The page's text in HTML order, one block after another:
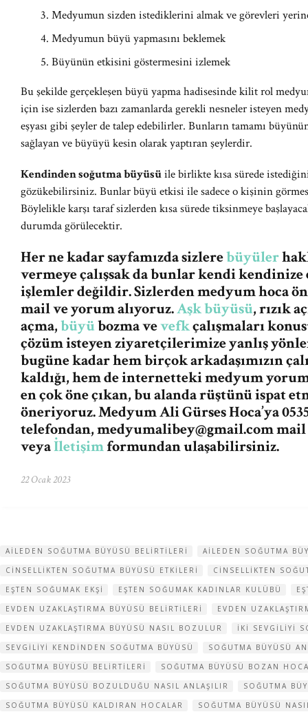
Medyumun sizden istediklerini almak ve görevleri
Medyumun büyü yapmasını beklemek
Büyünün etkisini göstermesini izlemek
Bu şekilde gerçekleşen büyü yapma hadisesinde kilit rol
için ise sizlerden bazı zamanlarda gerekli nesneler isteyen
eşyası gibi şeyler de talep edebilirler. Bunların tamamı
sağlayan ve büyüyü kesin olarak yaptıran şeylerdir.
Kendinden soğutma büyüsüile birlikte kısa sürede
gözükebilirsiniz. Bunlar büyü etkisi ile sadece o kişinin
Böylelikle karşı taraf sizlerden kısa sürede tiksinmeye
durumda görülecektir.
Her ne kadar sayfamızda sizlerebüyüler
vermeye çalışsak da bunlar kendi
işlemler değildir. Sizlerden medyum hoca
mail ve yorum alıyoruz.Aşk büyüsü, rızık
açma,büyübozma vevefkçalışmaları
çözüm isteyen ziyaretçilerimize yanlış
bugüne kadar hem birçok arkadaşımızın
kaldığı, hem de internetteki medyum
en çok öne çıkan, bu alanda rüştünü ispat
öneriyoruz. Medyum Ali Gürses Hoca’ya
telefondan,medyumalibey@gmail.commail
veyaİletişimformundan ulaşabilirsiniz.
22 Ocak 2023
AILEDEN SOĞUTMA BÜYÜSÜ BELIRTILERI
AILEDEN SOĞUTMA
CINSELLIKTEN SOĞUTMA BÜYÜSÜ ETKILERI
CINSELLIKTEN
EŞTEN SOĞUMAK EKŞI
EŞTEN SOĞUMAK KADINLAR KULÜBÜ
EVDEN UZAKLAŞTIRMA BÜYÜSÜ BELIRTILERI
EVDEN
EVDEN UZAKLAŞTIRMA BÜYÜSÜ NASIL BOZULUR
IKI SEVGILIYI
SEVGILIYI KENDINDEN SOĞUTMA BÜYÜSÜ
SOĞUTMA BÜYÜSÜ
SOĞUTMA BÜYÜSÜ BELIRTILERI
SOĞUTMA BÜYÜSÜ BOZAN
SOĞUTMA BÜYÜSÜ BOZULDUĞU NASIL ANLAŞILIR
SOĞUTMA
SOĞUTMA BÜYÜSÜ KALDIRAN HOCALAR
SOĞUTMA BÜYÜSÜ